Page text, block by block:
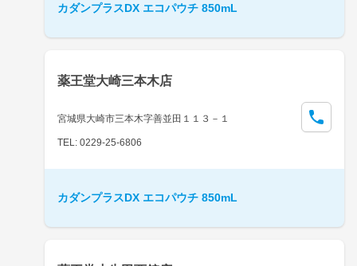
カダンプラスDX エコパウチ 850mL
薬王堂大崎三本木店
宮城県大崎市三本木字善並田１１３－１
TEL: 0229-25-6806
カダンプラスDX エコパウチ 850mL